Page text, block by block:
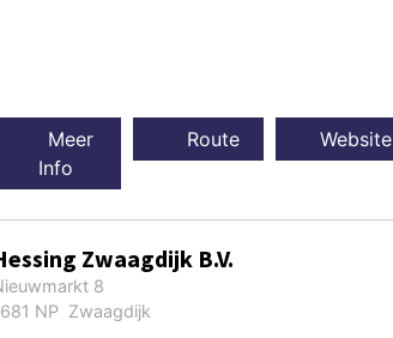
Meer
Info
Route Website
Zwaagdijk B.V.
8
NP Zwaagdijk